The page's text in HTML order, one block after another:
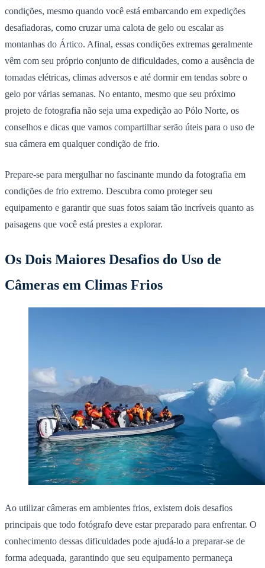
condições, mesmo quando você está embarcando em expedições
desafiadoras, como cruzar uma calota de gelo ou escalar as
montanhas do Ártico. Afinal, essas condições extremas geralmente
vêm com seu próprio conjunto de dificuldades, como a ausência de
tomadas elétricas, climas adversos e até dormir em tendas sobre o
gelo por várias semanas. No entanto, mesmo que seu próximo
projeto de fotografia não seja uma expedição ao Pólo Norte, os
conselhos e dicas que vamos compartilhar serão úteis para o uso de
sua câmera em qualquer condição de frio.
Prepare-se para mergulhar no fascinante mundo da fotografia em
condições de frio extremo. Descubra como proteger seu
equipamento e garantir que suas fotos saiam tão incríveis quanto as
paisagens que você está prestes a explorar.
Os Dois Maiores Desafios do Uso de
Câmeras em Climas Frios
Ao utilizar câmeras em ambientes frios, existem dois desafios
principais que todo fotógrafo deve estar preparado para enfrentar. O
conhecimento dessas dificuldades pode ajudá-lo a preparar-se de
forma adequada, garantindo que seu equipamento permaneça